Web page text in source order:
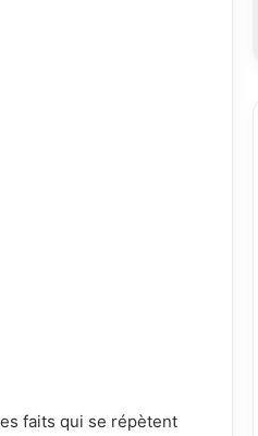
faits qui se répètent